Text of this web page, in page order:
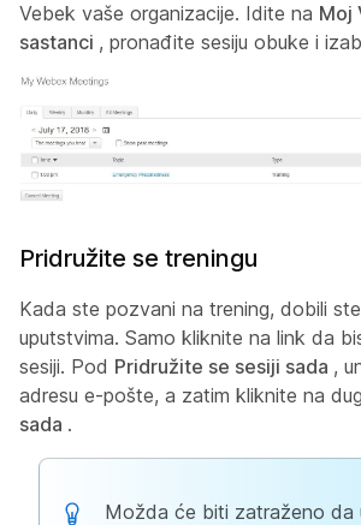
Vebek vaše organizacije. Idite na Moj
sastanci , pronađite sesiju obuke i
Pridružite se treningu
Kada ste pozvani na trening, dobili
uputstvima. Samo kliknite na link da
sesiji. Pod Pridružite se sesiji sada ,
adresu e-pošte, a zatim kliknite na
sada .
Možda će biti zatraženo da